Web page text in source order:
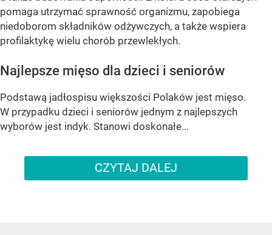
pomaga utrzymać sprawność organizmu, zapobiega
niedoborom składników odżywczych, a także wspiera
profilaktykę wielu chorób przewlekłych.
Najlepsze mięso dla dzieci i seniorów
Podstawą jadłospisu większości Polaków jest mięso.
W przypadku dzieci i seniorów jednym z najlepszych
wyborów jest indyk. Stanowi doskonałe...
CZYTAJ DALEJ